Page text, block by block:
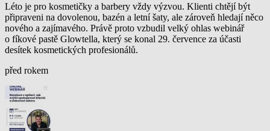
Léto je pro kosmetičky a barbery vždy výzvou. Klienti chtějí být
připraveni na dovolenou, bazén a letní šaty, ale zároveň hledají něco
nového a zajímavého. Právě proto vzbudil velký ohlas webinář
o fíkové pastě Glowtella, který se konal 29. července za účasti
desítek kosmetických profesionálů.
před rokem